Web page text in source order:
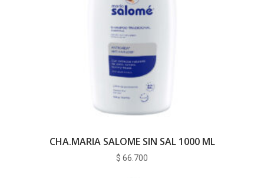
CHA.MARIA SALOME SIN SAL 1000 ML
$ 66.700